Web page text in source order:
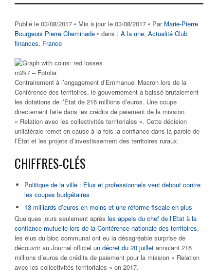
Publié le 03/08/2017 • Mis à jour le 03/08/2017 • Par Marie-Pierre
Bourgeois Pierre Cheminade • dans : A la une, Actualité Club
finances, France
m2k7 – Fotolia
Contrairement à l’engagement d’Emmanuel Macron lors de la
Conférence des territoires, le gouvernement a baissé brutalement
les dotations de l’Etat de 216 millions d’euros. Une coupe
directement faite dans les crédits de paiement de la mission
« Relation avec les collectivités territoriales ». Cette décision
unilatérale remet en cause à la fois la confiance dans la parole de
l’Etat et les projets d’investissement des territoires ruraux.
CHIFFRES-CLÉS
Politique de la ville : Elus et professionnels vent debout contre
les coupes budgétaires
13 milliards d’euros en moins et une réforme fiscale en plus
Quelques jours seulement après les appels du chef de l’Etat à la
confiance mutuelle lors de la Conférence nationale des territoires,
les élus du bloc communal ont eu la désagréable surprise de
découvrir au Journal officiel un décret du 20 juillet annulant 216
millions d’euros de crédits de paiement pour la mission « Relation
avec les collectivités territoriales » en 2017.